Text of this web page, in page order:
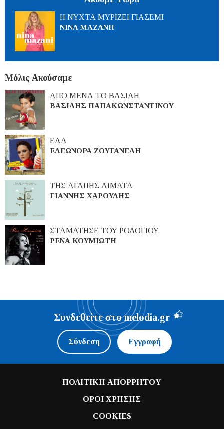
Η ΝΥΧΤΑ ΜΥΡΙΖΕΙ ΓΙΑΣΕΜΙ
ΝΙΝΑ ΜΑΖΑΝΗ
Μόλις Ακούσαμε
ΑΠΟ ΜΕΝΑ ΤΟ ΒΑΣΙΛΗ
ΒΑΣΙΛΗΣ ΠΑΠΑΚΩΝΣΤΑΝΤΙΝΟΥ
ΕΛΑ
ΕΛΕΩΝΟΡΑ ΖΟΥΓΑΝΕΛΗ
ΤΗΣ ΑΓΑΠΗΣ ΑΙΜΑΤΑ
ΓΙΑΝΝΗΣ ΧΑΡΟΥΛΗΣ
ΣΤΑΜΑΤΗΣΕ ΤΟΥ ΡΟΛΟΓΙΟΥ
ΡΕΝΑ ΚΟΥΜΙΩΤΗ
Συνδεθείτε στο melodia.gr
Σύνδεση Εγγραφή
ΠΟΛΙΤΙΚΗ ΑΠΟΡΡΗΤΟΥ
ΟΡΟΙ ΧΡΗΣΗΣ
COOKIES